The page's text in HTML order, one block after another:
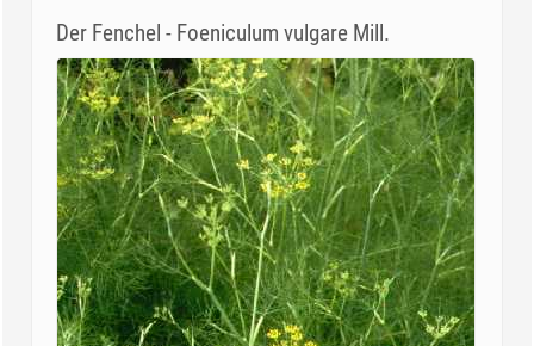
Der Fenchel - Foeniculum vulgare Mill.